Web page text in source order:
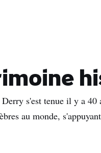
Irlandais,
d'autres
vous
nos e-
vos
s'est tenue il y a 40
au monde,